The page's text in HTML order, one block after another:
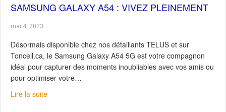
SAMSUNG GALAXY A54 : VIVEZ PLEINEMENT
mai 4, 2023
Désormais disponible chez nos détaillants TELUS et sur
Toncell.ca, le Samsung Galaxy A54 5G est votre compagnon
idéal pour capturer des moments inoubliables avec vos amis ou
pour optimiser votre…
Lire la suiteabout Samsung Galaxy A54 : Vivez pleinement